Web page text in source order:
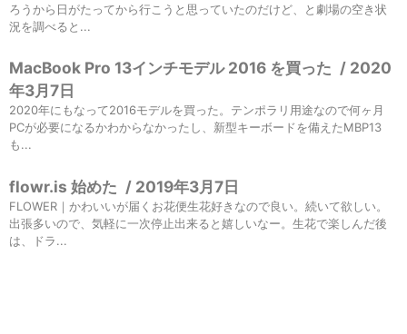
ろうから日がたってから行こうと思っていたのだけど、と劇場の空き状
況を調べると...
MacBook Pro 13インチモデル 2016 を買った / 2020
年3月7日
2020年にもなって2016モデルを買った。テンポラリ用途なので何ヶ月
PCが必要になるかわからなかったし、新型キーボードを備えたMBP13
も...
flowr.is 始めた / 2019年3月7日
FLOWER｜かわいいが届くお花便生花好きなので良い。続いて欲しい。
出張多いので、気軽に一次停止出来ると嬉しいなー。生花で楽しんだ後
は、ドラ...